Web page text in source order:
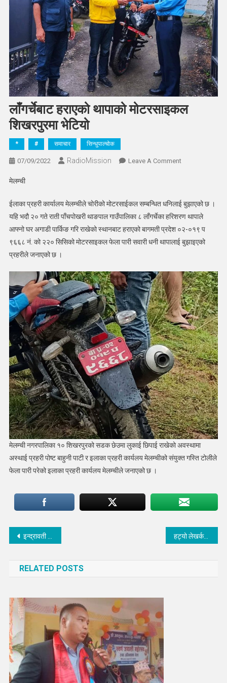
लाँगर्चेबाट हराएको थापाको मोटरसाइकल
शिखरपुरमा भेटियो
* # समाचार सिन्धुपाल्चोक
07/09/2022 RadioMission Leave A CommentOn
मोटरसाइकल
शिखरपुरमा
भेटियो
मेलम्ची
ईलाका प्रहरी कार्यालय मेलम्चीले चोरीको मोटरसाईकल सम्बन्धित धनिलाई बुझाएको छ ।
यहि भदौ २० गते राती पाँचपोखरी थाङपाल गाउँपालिका ८ लाँगर्चेका हरिशरण थापाले
आफ्नो घर अगाडी पार्किङ गरि राखेको स्थानबाट हराएको बागमती प्रदेश ०२-०१९ प
९६६८ नं. को २२० सिसिको मोटरसाइकल फेला पारी सवारी धनी थापालाई बुझाइएको
प्रहरीले जनाएको छ ।
मेलम्ची नगरपालिका १० शिखरपुरको सडक छेउमा लुकाई छिपाई राखेको अवस्थामा
अस्थाई प्रहरी पोष्ट बाहुनी पाटी र इलाका प्रहरी कार्यलय मेलम्चीको संयुक्त गस्ति टोलीले
फेला पारी परेको इलाका प्रहरी कार्यलय मेलम्चीले जनाएको छ ।
Post
इन्द्रावती गाउँपालिकाले पाँच बर्षको योजना बैङ्कको खाका तयार पारेको छ : प्रबक्ता आचार्य हट्यो लेखर्कमा खानेपानीको समस्या
RELATED POSTS